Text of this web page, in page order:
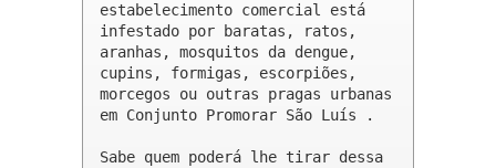
estabelecimento comercial está
infestado por baratas, ratos,
aranhas, mosquitos da dengue,
cupins, formigas, escorpiões,
morcegos ou outras pragas urbanas
em Conjunto Promorar São Luís .
Sabe quem poderá lhe tirar dessa